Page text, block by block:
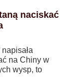
naciskać
na Chiny w
wysp, to